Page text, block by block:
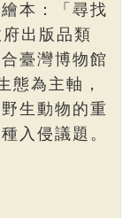
本：「尋找
出版品類
臺灣博物館
態為主軸，
生動物的重
入侵議題。